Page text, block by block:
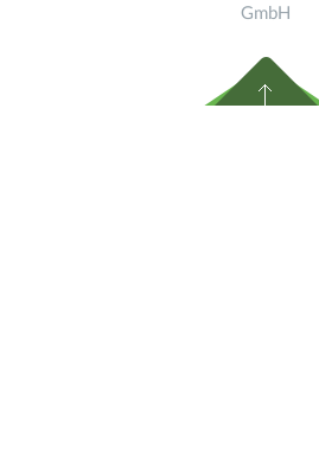
GmbH